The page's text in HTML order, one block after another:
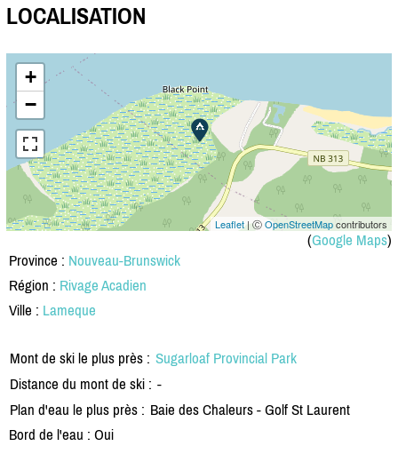
LOCALISATION
+
−
Leaflet | ⒸOpenStreetMapcontributors
(Google Maps)
Province : Nouveau-Brunswick
Région : Rivage Acadien
Ville : Lameque
Mont de ski le plus près : Sugarloaf Provincial Park
Distance du mont de ski : -
Plan d'eau le plus près : Baie des Chaleurs - Golf St Laurent
Bord de l'eau : Oui